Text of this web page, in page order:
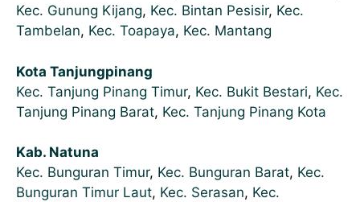
Kec. Gunung Kijang, Kec. Bintan Pesisir, Kec.
Tambelan, Kec. Toapaya, Kec. Mantang
Kota Tanjungpinang
Kec. Tanjung Pinang Timur, Kec. Bukit Bestari, Kec.
Tanjung Pinang Barat, Kec. Tanjung Pinang Kota
Kab. Natuna
Kec. Bunguran Timur, Kec. Bunguran Barat, Kec.
Bunguran Timur Laut, Kec. Serasan, Kec.